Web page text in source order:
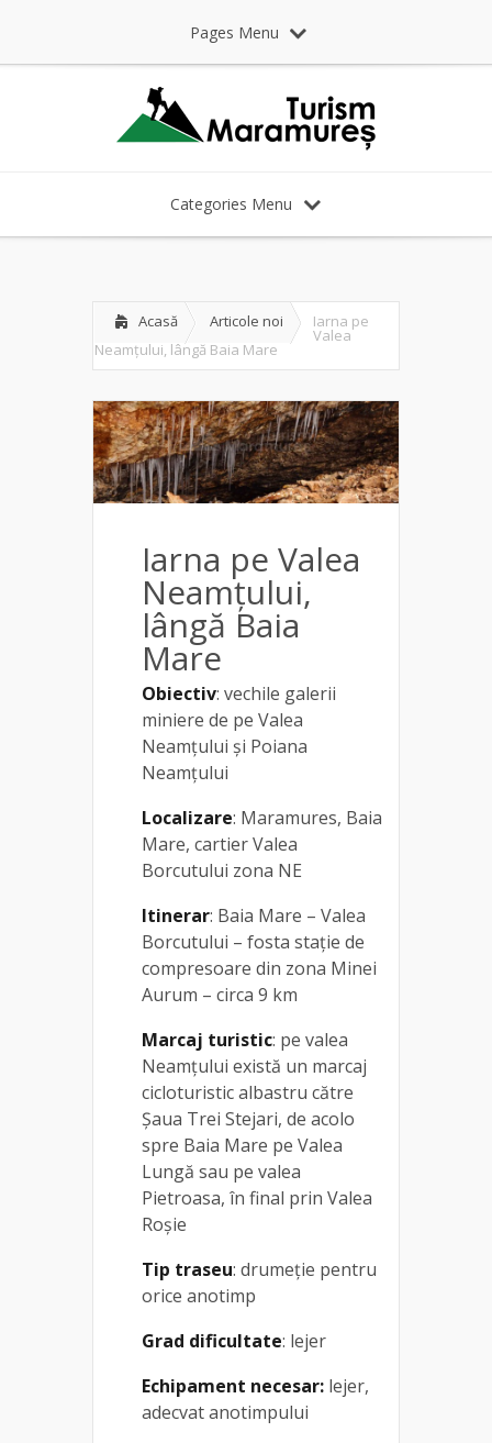
Pages Menu
Categories Menu
Acasă Articole noi Iarna pe
Valea
Neamțului, lângă Baia Mare
Iarna pe Valea
Neamțului,
lângă Baia
Mare
Obiectiv: vechile galerii
miniere de pe Valea
Neamțului și Poiana
Neamțului
Localizare: Maramures, Baia
Mare, cartier Valea
Borcutului zona NE
Itinerar: Baia Mare – Valea
Borcutului – fosta stație de
compresoare din zona Minei
Aurum – circa 9 km
Marcaj turistic: pe valea
Neamțului există un marcaj
cicloturistic albastru către
Șaua Trei Stejari, de acolo
spre Baia Mare pe Valea
Lungă sau pe valea
Pietroasa, în final prin Valea
Roșie
Tip traseu: drumeție pentru
orice anotimp
Grad dificultate: lejer
Echipament necesar: lejer,
adecvat anotimpului